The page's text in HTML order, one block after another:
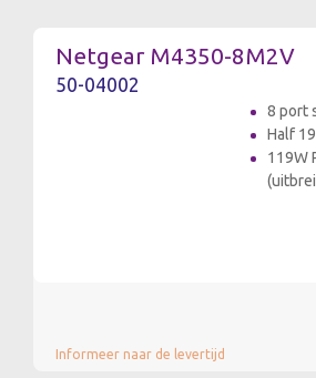
Netgear M4350-8M2V
50-04002
8 port
Half
119W
Informeer naar de levertijd